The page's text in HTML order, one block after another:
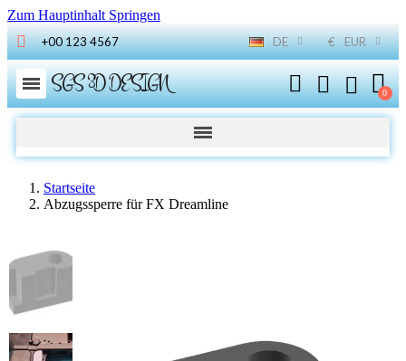
Zum Hauptinhalt Springen
+00 123 4567 DE € EUR
SGS 3D DESIGN
Startseite
Abzugssperre für FX Dreamline